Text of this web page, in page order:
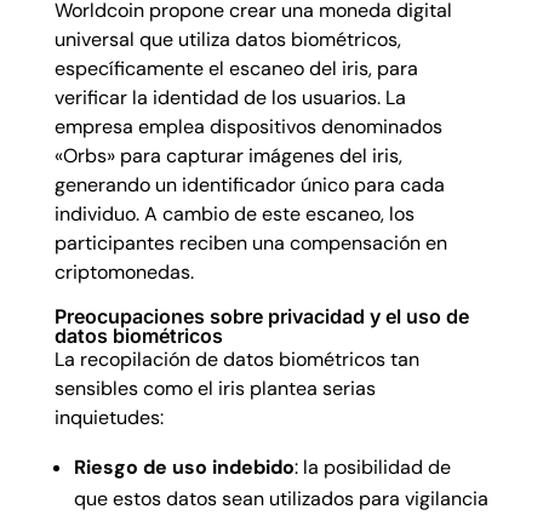
Worldcoin propone crear una moneda digital
universal que utiliza datos biométricos,
específicamente el escaneo del iris, para
verificar la identidad de los usuarios. La
empresa emplea dispositivos denominados
«Orbs» para capturar imágenes del iris,
generando un identificador único para cada
individuo. A cambio de este escaneo, los
participantes reciben una compensación en
criptomonedas.
Preocupaciones sobre privacidad y el uso de
datos biométricos
La recopilación de datos biométricos tan
sensibles como el iris plantea serias
inquietudes:
Riesgo de uso indebido: la posibilidad de
que estos datos sean utilizados para vigilancia